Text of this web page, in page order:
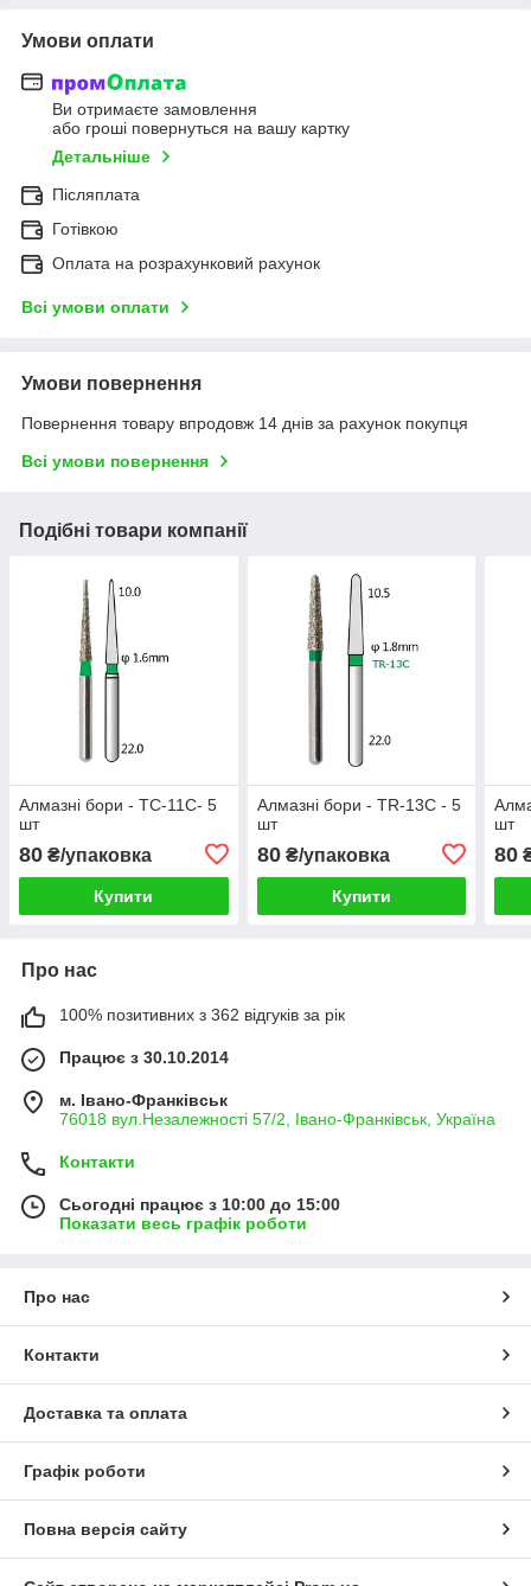
Умови оплати
Ви отримаєте замовлення
або гроші повернуться на вашу картку
Детальніше
Післяплата
Готівкою
Оплата на розрахунковий рахунок
Всі умови оплати
Умови повернення
Повернення товару впродовж 14 днів за рахунок покупця
Всі умови повернення
Подібні товари компанії
Алмазні бори - TC-11C- 5
шт
80 ₴/упаковка
Купити
Алмазні бори - TR-13C - 5
шт
80₴/упаковка
Купити
шт
80
Про нас
100% позитивних з 362 відгуків за рік
Працює з 30.10.2014
м. Івано-Франківськ
76018 вул.Незалежності 57/2, Івано-Франківськ, Україна
Контакти
Сьогодні працює з 10:00 до 15:00
Показати весь графік роботи
Про нас
Контакти
Доставка та оплата
Графік роботи
Повна версія сайту